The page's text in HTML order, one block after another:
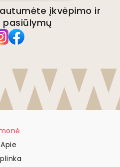
įkvėpimo ir
pasiūlymų
Apie